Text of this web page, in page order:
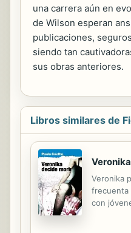
una carrera aún en
de Wilson esperan
publicaciones,
siendo tan
sus obras anteriores.
Libros similares de
Veronika
frecuenta
con
ello que